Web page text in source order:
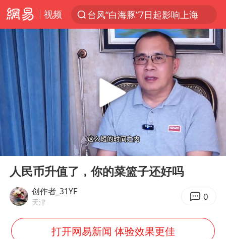
视频
聚“绿”成势，结构转型活力足
80后女柜员获聘4200亿银行副行长
金饰克价大幅跳涨
24小时不关空调 电费会更低吗
郑国霖回应去景区上班被保安拦下
“梅姨案”被拐儿童钟彬发声
空调发明出来竟然不是为了给人降温
今年4位周星驰电影配角去世
《歌手》歌王之战帮唱嘉宾官宣
南昌一规划馆现“阴间座椅”字样
Play
00:00 05:15
人民币升值了，你的菜篮子还好吗
创作者_31YF
天津 0
打开网易新闻 体验效果更佳